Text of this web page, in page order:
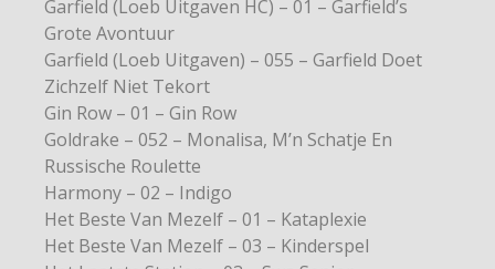
Garfield (Loeb Uitgaven HC) – 01 – Garfield’s
Grote Avontuur
Garfield (Loeb Uitgaven) – 055 – Garfield Doet
Zichzelf Niet Tekort
Gin Row – 01 – Gin Row
Goldrake – 052 – Monalisa, M’n Schatje En
Russische Roulette
Harmony – 02 – Indigo
Het Beste Van Mezelf – 01 – Kataplexie
Het Beste Van Mezelf – 03 – Kinderspel